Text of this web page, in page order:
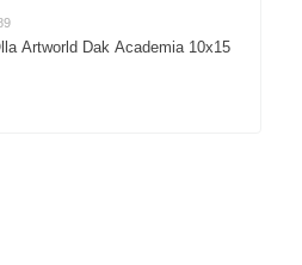
Artworld Dak Academia 10х15